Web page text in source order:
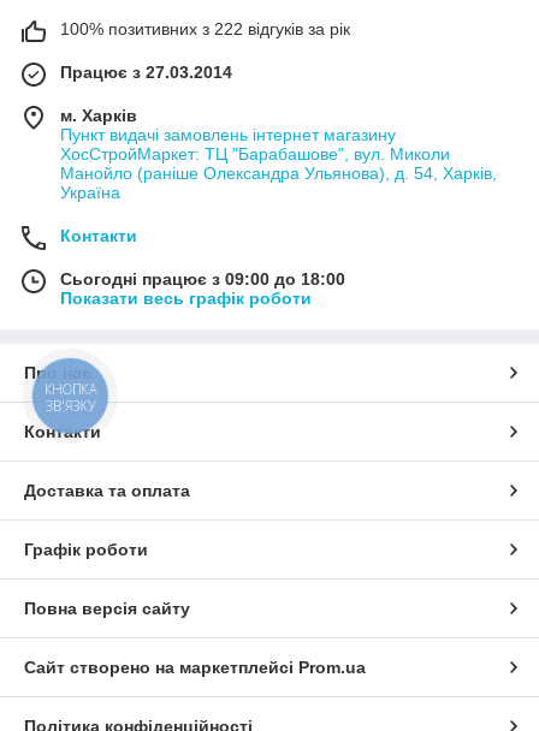
100% позитивних з 222 відгуків за рік
Працює з 27.03.2014
м. Харків
Пункт видачі замовлень інтернет магазину
ХосСтройМаркет: ТЦ "Барабашове", вул. Миколи
Манойло (раніше Олександра Ульянова), д. 54, Харків,
Україна
Контакти
Сьогодні працює з 09:00 до 18:00
Показати весь графік роботи
Про нас
Контакти
Доставка та оплата
Графік роботи
Повна версія сайту
Сайт створено на маркетплейсі Prom.ua
Політика конфіденційності
КНОПКА
ЗВ'ЯЗКУ